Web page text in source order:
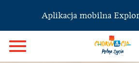
Aplikacja mobilna